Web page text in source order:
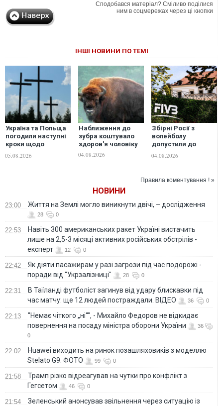
Сподобався матеріал? Сміливо поділися
ним в соцмережах через ці кнопки
ІНШІ НОВИНИ ПО ТЕМІ
Україна та Польща
погодили наступні
кроки щодо
Львові підбили
05.08.2026
Наближення до
зубра коштувало
здоров'я чоловіку
04.08.2026
Збірні Росії з
волейболу
допустили до
націй-2027
04.08.2026
Правила коментування ! »
НОВИНИ
23:00 Життя на Землі могло виникнути двічі, – дослідження
28 0
22:53
Навіть 300 американських ракет Україні вистачить
лише на 2,5-3 місяці активних російських обстрілів -
експерт
12 0
22:42
Як діяти пасажирам у разі загрози під час подорожі -
поради від "Укрзалізниці"
28 0
22:31
В Таїланді футболіст загинув від удару блискавки під
час матчу: ще 12 людей постраждали. ВІДЕО
36 0
22:13
"Немає чіткого „ні“", - Михайло Федоров не відкидає
повернення на посаду міністра оборони України
36
0
22:02
Huawei виходить на ринок позашляховиків з моделлю
Stelato G9. ФОТО
99 0
21:58
Трамп різко відреагував на чутки про конфлікт з
Гегсетом
46 0
21:54
Зеленський анонсував звільнення через ситуацію із